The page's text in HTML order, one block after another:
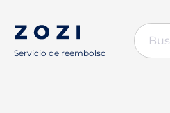
Servicio de reembolso